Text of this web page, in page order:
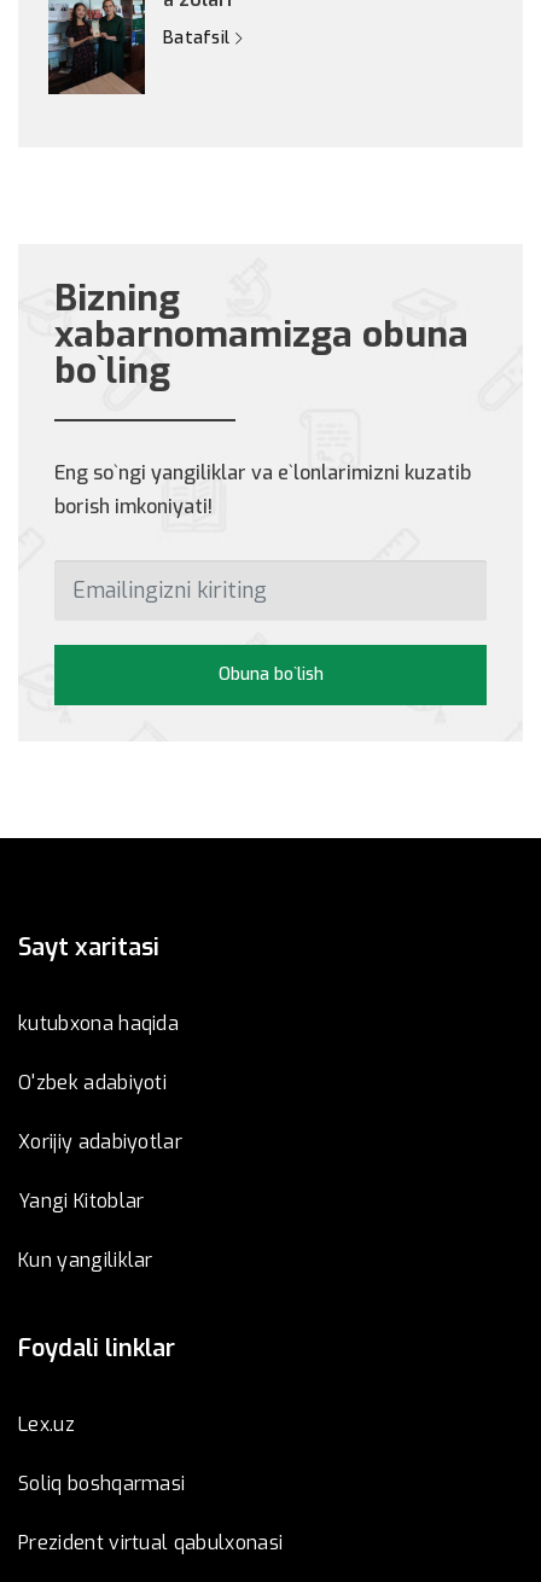
Batafsil
Bizning
xabarnomamizga obuna
bo`ling
Eng so`ngi yangiliklar va e`lonlarimizni kuzatib
borish imkoniyati!
Obuna bo`lish
Sayt xaritasi
kutubxona haqida
O'zbek adabiyoti
Xorijiy adabiyotlar
Yangi Kitoblar
Kun yangiliklar
Foydali linklar
Lex.uz
Soliq boshqarmasi
Prezident virtual qabulxonasi